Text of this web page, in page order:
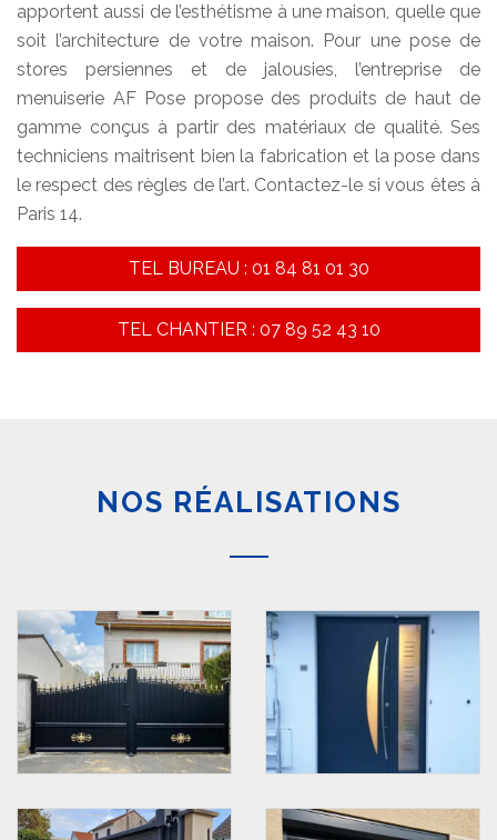
apportent aussi de l’esthétisme à une maison, quelle que
soit l’architecture de votre maison. Pour une pose de
stores persiennes et de jalousies, l’entreprise de
menuiserie AF Pose propose des produits de haut de
gamme conçus à partir des matériaux de qualité. Ses
techniciens maitrisent bien la fabrication et la pose dans
le respect des règles de l’art. Contactez-le si vous êtes à
Paris 14.
TEL BUREAU : 01 84 81 01 30
TEL CHANTIER : 07 89 52 43 10
NOS RÉALISATIONS